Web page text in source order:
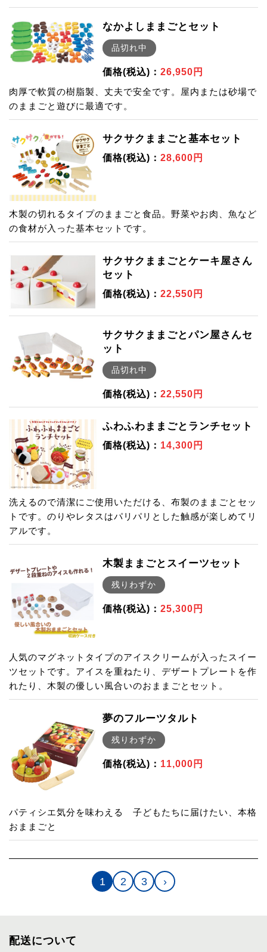
なかよしままごとセット
品切れ中
価格(税込)： 26,950円
肉厚で軟質の樹脂製、丈夫で安全です。屋内または砂場で
のままごと遊びに最適です。
サクサクままごと基本セット
価格(税込)： 28,600円
木製の切れるタイプのままごと食品。野菜やお肉、魚など
の食材が入った基本セットです。
サクサクままごとケーキ屋さん
セット
価格(税込)： 22,550円
サクサクままごとパン屋さんセ
ット
品切れ中
価格(税込)： 22,550円
ふわふわままごとランチセット
価格(税込)： 14,300円
洗えるので清潔にご使用いただける、布製のままごとセッ
トです。のりやレタスはパリパリとした触感が楽しめてリ
アルです。
木製ままごとスイーツセット
残りわずか
価格(税込)： 25,300円
人気のマグネットタイプのアイスクリームが入ったスイー
ツセットです。アイスを重ねたり、デザートプレートを作
れたり、木製の優しい風合いのおままごとセット。
夢のフルーツタルト
残りわずか
価格(税込)： 11,000円
パティシエ気分を味わえる 子どもたちに届けたい、本格
おままごと
1 2 3 ›
配送について